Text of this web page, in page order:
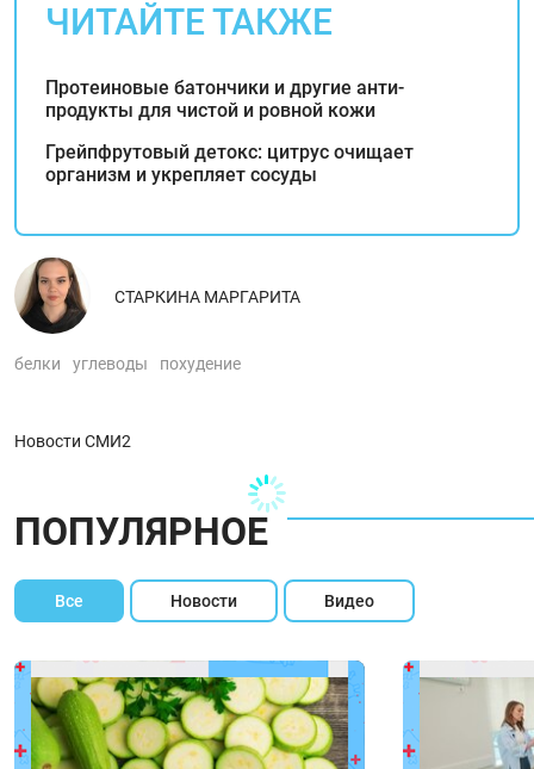
ЧИТАЙТЕ ТАКЖЕ
Протеиновые батончики и другие анти-
продукты для чистой и ровной кожи
Грейпфрутовый детокс: цитрус очищает
организм и укрепляет сосуды
СТАРКИНА МАРГАРИТА
белки углеводы похудение
Новости СМИ2
ПОПУЛЯРНОЕ
Все Новости Видео